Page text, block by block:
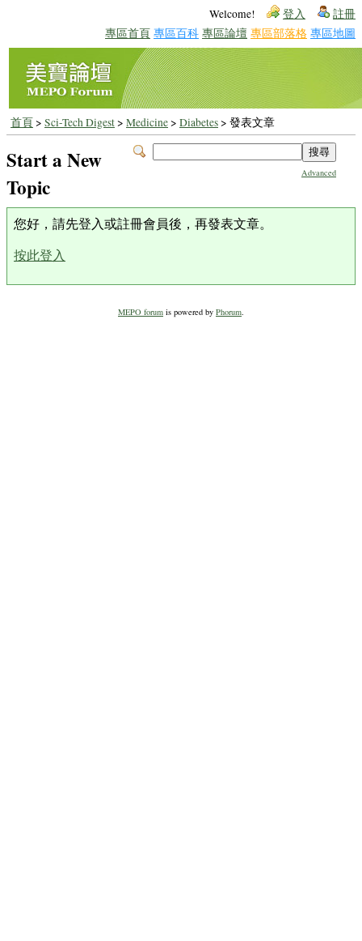
Welcome! 登入 註冊
專區首頁 專區百科 專區論壇 專區部落格 專區地圖
首頁> Sci-Tech Digest> Medicine> Diabetes> 發表文章
Advanced
Start a New
Topic
您好，請先登入或註冊會員後，再發表文章。
按此登入
MEPO forum is powered by Phorum.